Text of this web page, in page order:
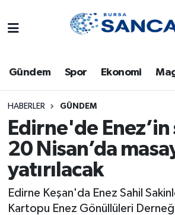
Gündem Spor Ekonomi
HABERLER GÜNDEM
Edirne'de Enez’in
20 Nisan’da
yatırılacak
Edirne Keşan'da Enez Sahil
Kartopu Enez Gönüllüleri
Bursa
Dünya
Eğitim
Ekonomi
Genel
Trafik Durumu
Süper Lig Puan Durumu ve
Tüm Manşetler
Son Dakika Haberleri
Haber Arşivi